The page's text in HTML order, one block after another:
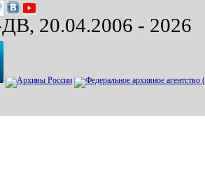
20.04.2006 - 2026